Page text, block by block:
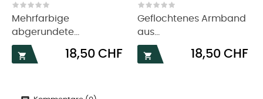
Mehrfarbige
abgerundete...

Preis
18,50 CHF
Geflochtenes Armband
aus...

Preis
18,50 CHF
‹